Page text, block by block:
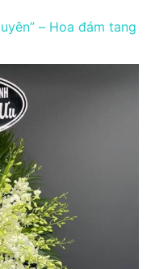
– Hoa đám tang